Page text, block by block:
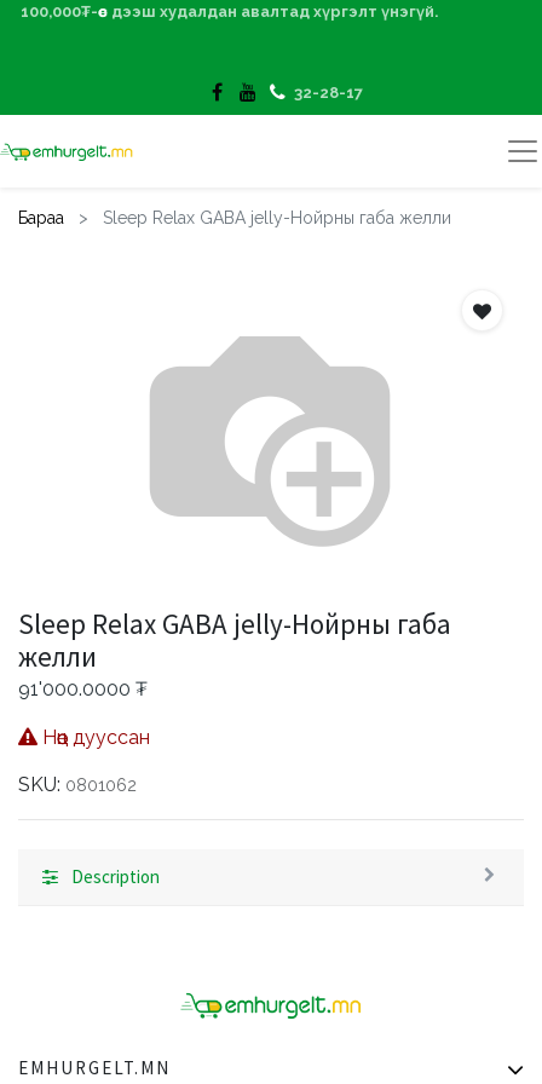
100,000₮-өөс дээш худалдан авалтад хүргэлт үнэгүй.
32-28-17
Бараа Sleep Relax GABA jelly-Нойрны габа желли
Sleep Relax GABA jelly-Нойрны габа
желли
91'000.0000 ₮
Нөөц дууссан
SKU: 0801062
Description
EMHURGELT.MN